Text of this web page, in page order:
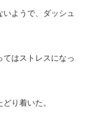
ようで、ダッシュ
はストレスになっ
り着いた。